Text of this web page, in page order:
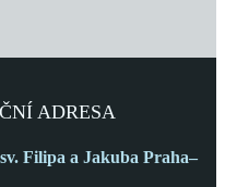
ADRESA
Filipa a Jakuba Praha–